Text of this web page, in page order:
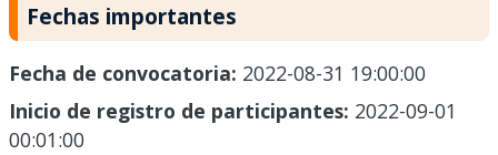
Fechas importantes
Fecha de convocatoria: 2022-08-31 19:00:00
Inicio de registro de participantes: 2022-09-01
00:01:00